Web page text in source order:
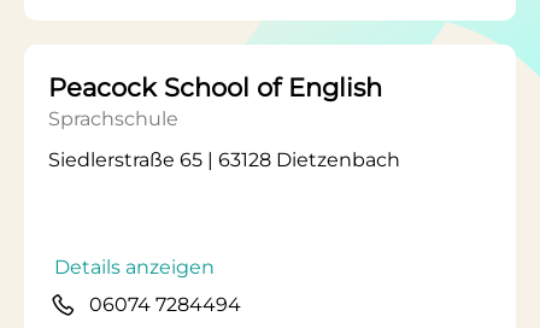
Peacock School of English
Sprachschule
Siedlerstraße 65 | 63128 Dietzenbach
Details anzeigen
06074 7284494